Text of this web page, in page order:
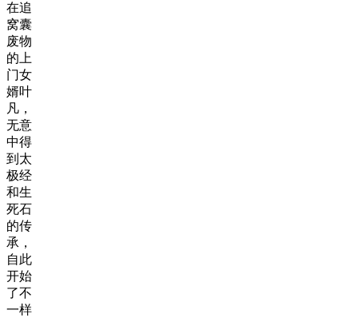
在追
窝囊
废物
的上
门女
婿叶
凡，
无意
中得
到太
极经
和生
死石
的传
承，
自此
开始
了不
一样